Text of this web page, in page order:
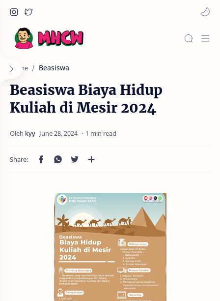
Home Beasiswa
Beasiswa Biaya Hidup
Kuliah di Mesir 2024
1 min read